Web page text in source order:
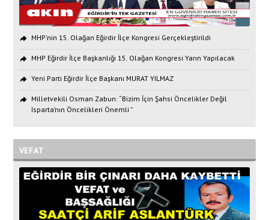
MHP'nin 15. Olağan Eğirdir İlçe Kongresi Gerçekleştirildi
MHP Eğirdir İlçe Başkanlığı 15. Olağan Kongresi Yarın Yapılacak
Yeni Parti Eğirdir İlçe Başkanı MURAT YILMAZ
Milletvekili Osman Zabun: “Bizim İçin Şahsi Öncelikler Değil
Isparta’nın Öncelikleri Önemli ”
VEFAT